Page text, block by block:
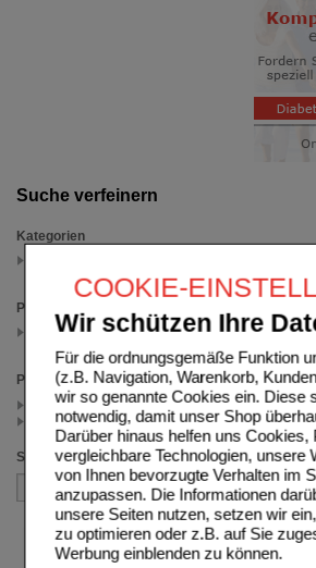
COOKIE-
Wir schützen Ihre
Für die ordnungsgemäße Funktion
(z.B. Navigation, Warenkorb,
wir so genannte Cookies ein. Diese
notwendig, damit unser Shop
Darüber hinaus helfen uns Cookies,
vergleichbare Technologien, unsere
von Ihnen bevorzugte Verhalten im
anzupassen. Die Informationen
unsere Seiten nutzen, setzen wir
zu optimieren oder z.B. auf Sie
Werbung einblenden zu können.
Suche verfeinern
Kategorien
Packungsgröße
60 St
Preis
< 25.00 (1)
>= 25.00 (1)
Sortieren nach